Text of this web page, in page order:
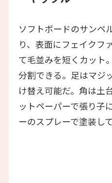
ソフトボードのサンペ
り、表面にフェイクフ
て毛並みを短くカット
分割できる。足はマジ
け替え可能だ。角は土
ットペーパーで張り子
ーのスプレーで塗装し